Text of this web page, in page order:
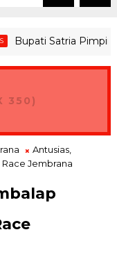
Satria Pimpin
350)
Antusias,
Jembrana